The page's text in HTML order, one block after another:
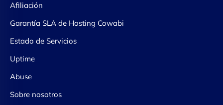
Afiliación
Garantía SLA de Hosting Cowabi
Estado de Servicios
Uptime
Abuse
Sobre nosotros